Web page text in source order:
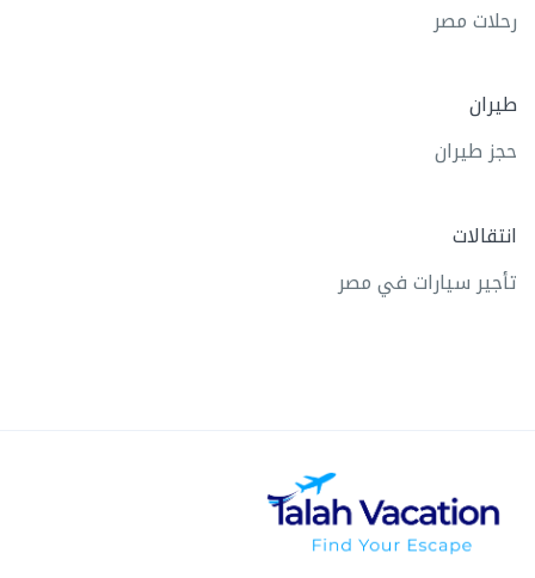
رحلات مصر
طيران
حجز طيران
انتقالات
تأجير سيارات في مصر